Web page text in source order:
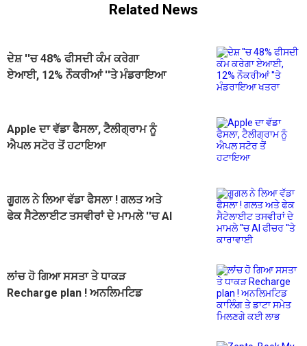
Related News
ਦੇਸ਼ ''ਚ 48% ਫੀਸਦੀ ਕੰਮ ਕਰੇਗਾ
ਏਆਈ, 12% ਨੌਕਰੀਆਂ ''ਤੇ ਮੰਡਰਾਇਆ
Apple ਦਾ ਵੱਡਾ ਫੈਸਲਾ, ਟੈਲੀਗ੍ਰਾਮ ਨੂੰ
ਐਪਲ ਸਟੋਰ ਤੋਂ ਹਟਾਇਆ
ਗੂਗਲ ਨੇ ਲਿਆ ਵੱਡਾ ਫੈਸਲਾ ! ਗਲਤ ਅਤੇ
ਫੇਕ ਸੈਟੇਲਾਈਟ ਤਸਵੀਰਾਂ ਦੇ ਮਾਮਲੇ ''ਚ AI
ਲਾਂਚ ਹੋ ਗਿਆ ਸਸਤਾ ਤੇ ਧਾਕੜ
Recharge plan ! ਅਨਲਿਮਟਿਡ